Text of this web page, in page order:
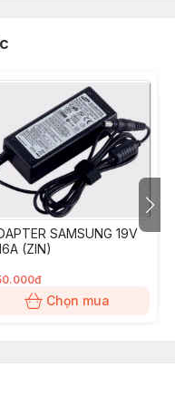
SAMSUNG 19V
(ZIN)
Chọn mua